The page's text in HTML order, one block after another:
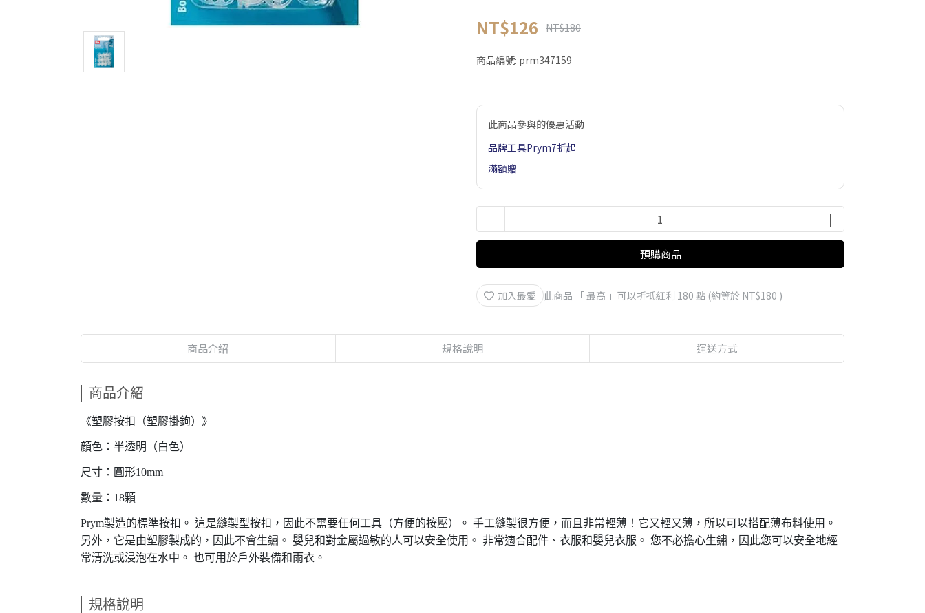
NT$126 NT$180
商品編號: prm347159
此商品參與的優惠活動
品牌工具Prym7折起
滿額贈
預購商品
加入最愛 此商品 「 最高 」可以折抵紅利 180 點 (約等於 NT$180 )
商品介紹 規格說明 運送方式
商品介紹
《塑膠按扣（塑膠掛鉤）》
顏色：半透明（白色）
尺寸：圓形10mm
數量：18顆
Prym製造的標準按扣。 這是縫製型按扣，因此不需要任何工具（方便的按壓）。 手工縫製很方便，而且非常輕薄！它又輕又薄，所以可以搭配薄布料使用。
另外，它是由塑膠製成的，因此不會生鏽。 嬰兒和對金屬過敏的人可以安全使用。 非常適合配件、衣服和嬰兒衣服。 您不必擔心生鏽，因此您可以安全地經
常清洗或浸泡在水中。 也可用於戶外裝備和雨衣。
規格說明